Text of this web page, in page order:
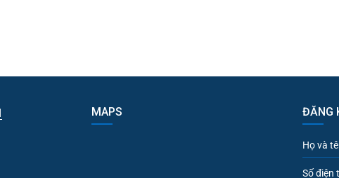
MAPS ĐĂNG